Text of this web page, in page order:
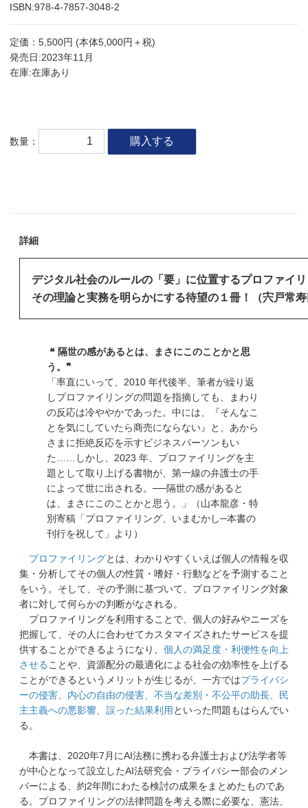
ISBN:978-4-7857-3048-2
定価：5,500円 (本体5,000円＋税)
発売日:2023年11月
在庫:在庫あり
数量： 購入する
詳細
デジタル社会のルールの「要」に位置するプロファイ
その理論と実務を明らかにする待望の１冊！
（宍戸常
❝ 隔世の感があるとは、まさにこのことかと思
う。❞
「率直にいって、2010 年代後半、筆者が繰り返
しプロファイリングの問題を指摘しても、まわり
の反応は冷ややかであった。中には、『そんなこ
とを気にしていたら商売にならない』と、あから
さまに拒絶反応を示すビジネスパーソンもい
た……しかし、2023 年、プロファイリングを主
題として取り上げる書物が、第一線の弁護士の手
によって世に出される。──隔世の感があると
は、まさにこのことかと思う。」（山本龍彦・特
別寄稿「プロファイリング、いまむかし─本書の
刊行を祝して」より）
プロファイリングとは、わかりやすくいえば個人の情報を収
集・分析してその個人の性質・嗜好・行動などを予測すること
をいう。そして、その予測に基づいて、プロファイリング対象
者に対して何らかの判断がなされる。
プロファイリングを利用することで、個人の好みやニーズを
把握して、その人に合わせてカスタマイズされたサービスを提
供することができるようになり、 個人の満足度・利便性を向上
させる ことや、資源配分の最適化による社会の効率性を上げる
ことができるというメリットが生じるが、一方ではプライバシ
ーの侵害、内心の自由の侵害、不当な差別・不公平の助長、民
主主義への悪影響、誤った結果利用といった問題もはらんでい
る。
本書は、2020年7月にAI法務に携わる弁護士および法学者等
が中心となって設立したAI法研究会・プライバシー部会のメン
バーによる、約2年間にわたる検討の成果をまとめたものであ
る。プロファイリングの法律問題を考える際に必要な、憲法、